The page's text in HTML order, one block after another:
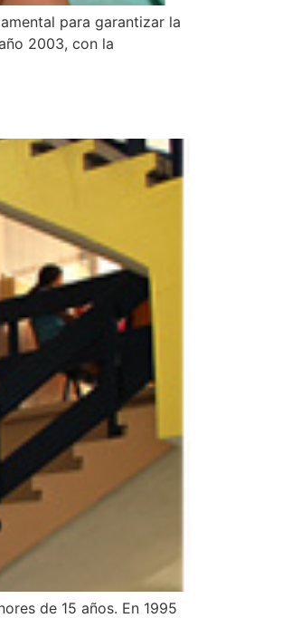
para garantizar la
2003, con la
de 15 años. En 1995